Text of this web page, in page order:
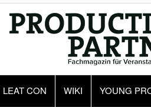
LEAT CON WIKI YOUNG